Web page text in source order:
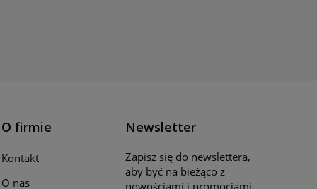
O firmie
Kontakt
O nas
Newsletter
Zapisz się do newslettera,
aby być na bieżąco z
nowościami i promocjami